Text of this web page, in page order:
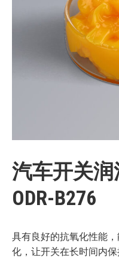
汽车开关润
ODR-B276
具有良好的抗氧化性能
化，让开关在长时间内保